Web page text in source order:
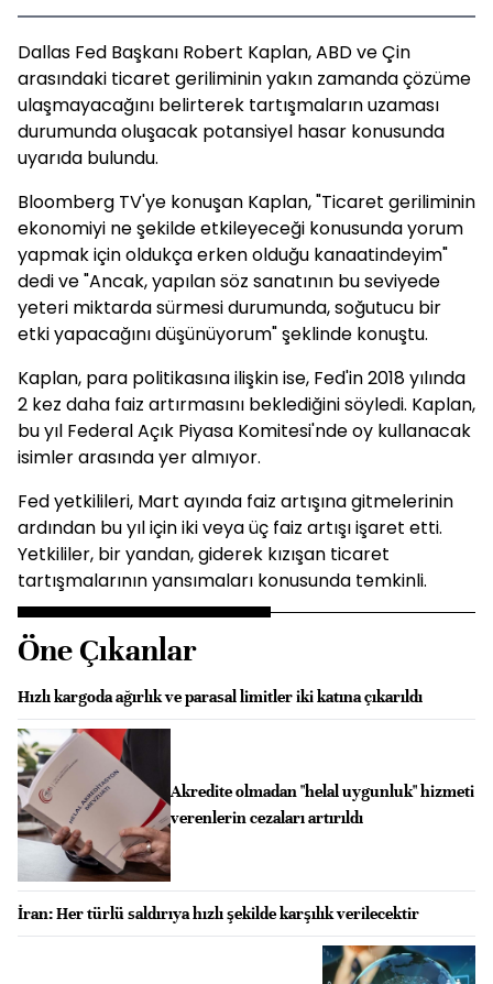
Dallas Fed Başkanı Robert Kaplan, ABD ve Çin
arasındaki ticaret geriliminin yakın zamanda çözüme
ulaşmayacağını belirterek tartışmaların uzaması
durumunda oluşacak potansiyel hasar konusunda
uyarıda bulundu.
Bloomberg TV'ye konuşan Kaplan, "Ticaret geriliminin
ekonomiyi ne şekilde etkileyeceği konusunda yorum
yapmak için oldukça erken olduğu kanaatindeyim"
dedi ve "Ancak, yapılan söz sanatının bu seviyede
yeteri miktarda sürmesi durumunda, soğutucu bir
etki yapacağını düşünüyorum" şeklinde konuştu.
Kaplan, para politikasına ilişkin ise, Fed'in 2018 yılında
2 kez daha faiz artırmasını beklediğini söyledi. Kaplan,
bu yıl Federal Açık Piyasa Komitesi'nde oy kullanacak
isimler arasında yer almıyor.
Fed yetkilileri, Mart ayında faiz artışına gitmelerinin
ardından bu yıl için iki veya üç faiz artışı işaret etti.
Yetkililer, bir yandan, giderek kızışan ticaret
tartışmalarının yansımaları konusunda temkinli.
Öne Çıkanlar
Hızlı kargoda ağırlık ve parasal limitler iki katına çıkarıldı
Akredite olmadan "helal uygunluk" hizmeti
verenlerin cezaları artırıldı
İran: Her türlü saldırıya hızlı şekilde karşılık verilecektir